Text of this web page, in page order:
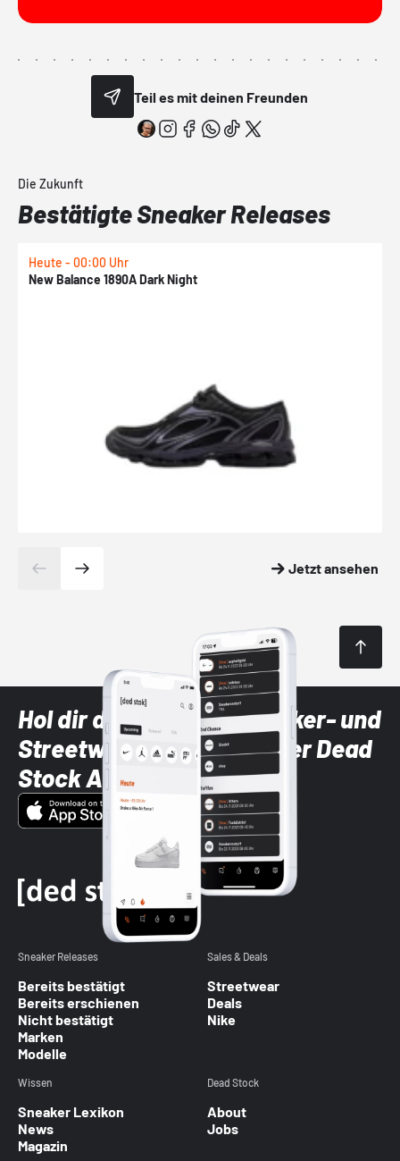
Teil es mit deinen Freunden
Die Zukunft
Bestätigte Sneaker Releases
Heute - 00:00 Uhr
New Balance 1890A Dark Night
Jetzt ansehen
Hol dir die neuesten Sneaker- und
Streetwear-Brands mit der Dead
Stock App
Sneaker Releases
Bereits bestätigt
Bereits erschienen
Nicht bestätigt
Marken
Modelle
Sales & Deals
Streetwear
Deals
Nike
Wissen
Sneaker Lexikon
News
Magazin
Dead Stock
About
Jobs